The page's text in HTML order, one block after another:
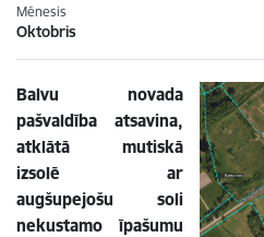
Mēnesis
Oktobris
Balvu novada
pašvaldība atsavina,
atklātā mutiskā
izsolē ar
augšupejošu soli
nekustamo īpašumu